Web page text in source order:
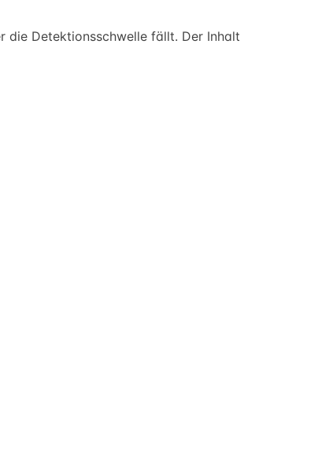
die Detektionsschwelle fällt. Der Inhalt